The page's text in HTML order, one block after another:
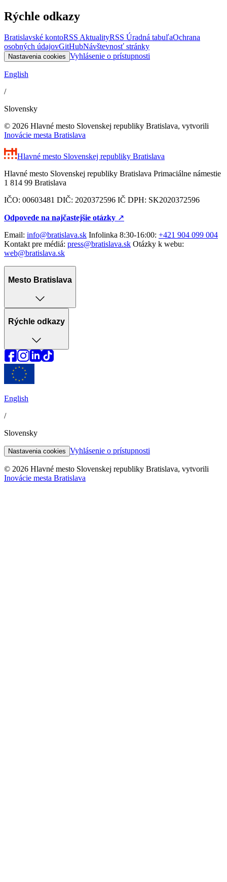
Rýchle odkazy
Bratislavské kontoRSS AktualityRSS Úradná tabuľaOchrana
osobných údajovGitHubNávštevnosť stránky
Nastavenia cookies Vyhlásenie o prístupnosti
English
/
Slovensky
© 2026 Hlavné mesto Slovenskej republiky Bratislava, vytvorili
Inovácie mesta Bratislava
Hlavné mesto Slovenskej republiky Bratislava
Hlavné mesto Slovenskej republiky Bratislava Primaciálne námestie
1 814 99 Bratislava
IČO: 00603481 DIČ: 2020372596 IČ DPH: SK2020372596
Odpovede na najčastejšie otázky ↗︎
Email: info@bratislava.sk Infolinka 8:30-16:00: +421 904 099 004
Kontakt pre médiá: press@bratislava.sk Otázky k webu:
web@bratislava.sk
Mesto Bratislava
Rýchle odkazy
English
/
Slovensky
Nastavenia cookies Vyhlásenie o prístupnosti
© 2026 Hlavné mesto Slovenskej republiky Bratislava, vytvorili
Inovácie mesta Bratislava